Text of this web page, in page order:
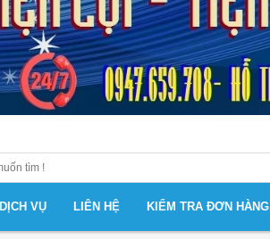
DỊCH VỤ LIÊN HỆ KIỂM TRA ĐƠN HÀNG